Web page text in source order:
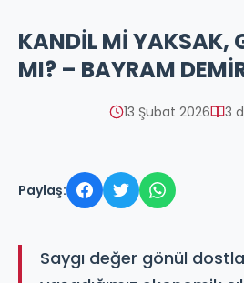
KANDİL Mİ YAKSAK,
MI? – BAYRAM
13 Şubat 2026 3
Paylaş:
Saygı değer gönül